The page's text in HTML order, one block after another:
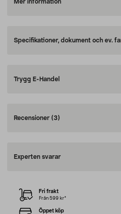
Mer information
Specifikationer, dokument och ev.
Trygg E-Handel
Recensioner (3)
Experten svarar
Fri frakt
Från 599 kr*
Öppet köp